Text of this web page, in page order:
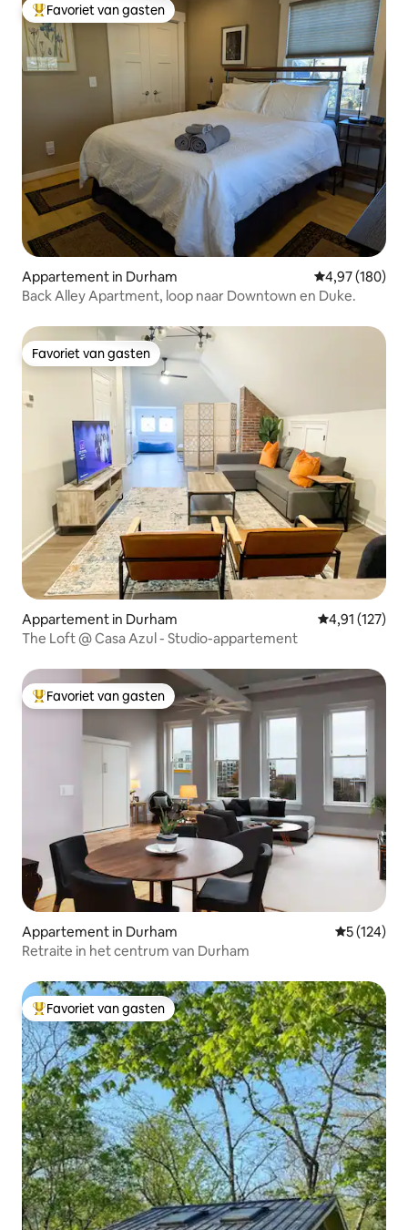
Topfavoriet van gasten
Favoriet van gasten
Appartement in Durham Gemiddelde
4,97 (180)
Back Alley Apartment, loop naar Downtown en Duke.
Favoriet van gasten
Favoriet van gasten
Appartement in Durham Gemiddelde
4,91 (127)
The Loft @ Casa Azul - Studio-appartement
Topfavoriet van gasten
Favoriet van gasten
Appartement in Durham
5 (124)
Retraite in het centrum van Durham
Topfavoriet van gasten
Favoriet van gasten